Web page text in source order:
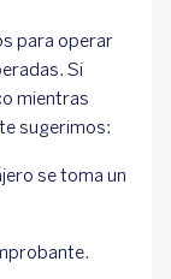
para operar
Si
mientras
sugerimos:
se toma un